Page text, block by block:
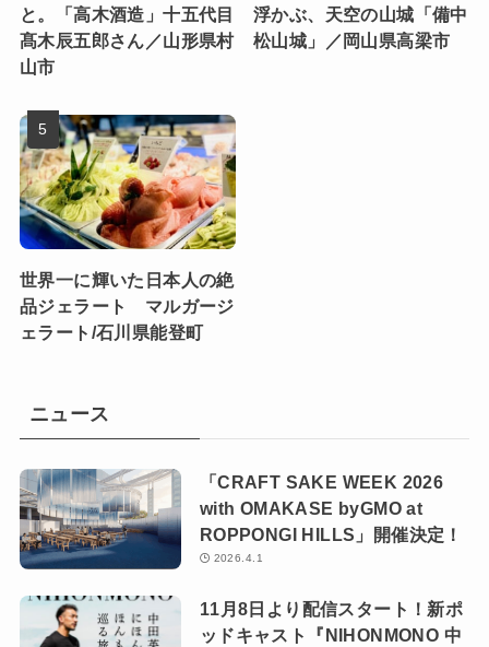
と。「高木酒造」十五代目
髙木辰五郎さん／山形県村
山市
浮かぶ、天空の山城「備中
松山城」／岡山県高梁市
世界一に輝いた日本人の絶
品ジェラート マルガージ
ェラート/石川県能登町
ニュース
「CRAFT SAKE WEEK 2026
with OMAKASE byGMO at
ROPPONGI HILLS」開催決定！
2026.4.1
11月8日より配信スタート！新ポ
ッドキャスト『NIHONMONO 中